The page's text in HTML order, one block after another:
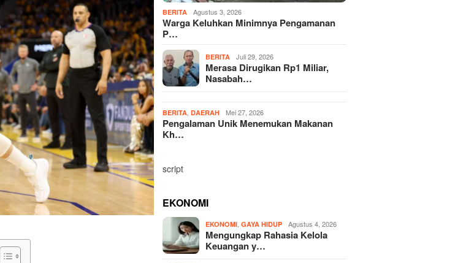
BERITA Agustus 3, 2026
Warga Keluhkan Minimnya Pengamanan
P…
BERITA Juli 29, 2026
Merasa Dirugikan Rp1 Miliar,
Nasabah…
BERITA ,DAERAH Mei 27, 2026
Pengalaman Unik Menemukan Makanan
Kh…
script
EKONOMI
EKONOMI ,GAYA HIDUP Agustus 4, 2026
Mengungkap Rahasia Kelola
Keuangan y…